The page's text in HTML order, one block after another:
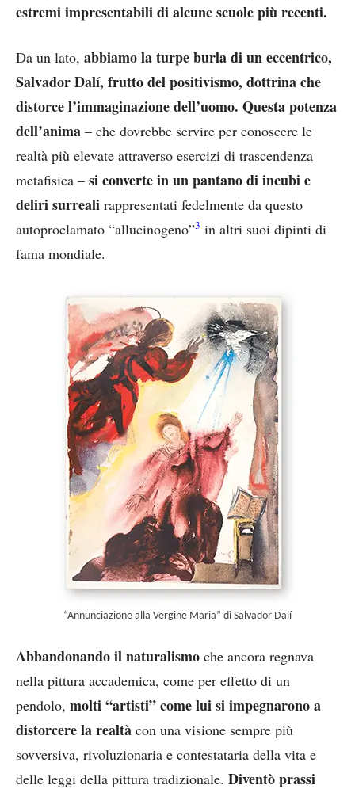
estremi impresentabili di alcune scuole più recenti.
Da un lato, abbiamo la turpe burla di un eccentrico,
Salvador Dalí, frutto del positivismo, dottrina che
distorce l’immaginazione dell’uomo. Questa potenza
dell’anima – che dovrebbe servire per conoscere le
realtà più elevate attraverso esercizi di trascendenza
metafisica – si converte in un pantano di incubi e
deliri surreali rappresentati fedelmente da questo
autoproclamato “allucinogeno”3 in altri suoi dipinti di
fama mondiale.
“Annunciazione alla Vergine Maria” di Salvador Dalí
Abbandonando il naturalismo che ancora regnava
nella pittura accademica, come per effetto di un
pendolo, molti “artisti” come lui si impegnarono a
distorcere la realtà con una visione sempre più
sovversiva, rivoluzionaria e contestataria della vita e
delle leggi della pittura tradizionale. Diventò prassi